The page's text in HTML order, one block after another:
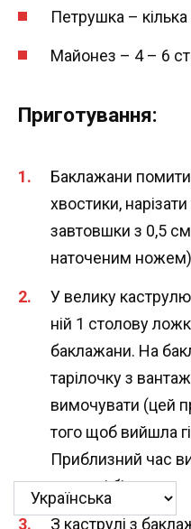
Петрушка – кілька
Майонез – 4 – 6
Приготування:
Баклажани
хвостики,
завтовшки з 0,5
наточеним
У велику
ній 1 столову
баклажани. На
тарілочку з
вимочувати (цей
того щоб вийшла
Приблизний час
можна і більше.
З каструлі з